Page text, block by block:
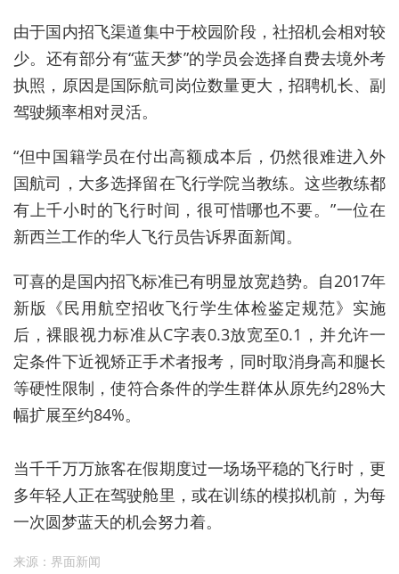
由于国内招飞渠道集中于校园阶段， 社招机会相对较
少。 还有部分有“蓝天梦”的学员会选择自费去境外考
执照，原因是国际航司岗位数量更大 ，招聘机长、副
驾驶频率相对灵活。
“但中国籍学员在付出高额成本后， 仍然很难进入外
国航司， 大多选择留在飞行学院当教练。这些教练都
有上千小时的飞行时间，很可惜哪也不要。 ”一位在
新西兰工作的华人飞行员告诉界面新闻。
可喜的是国内招飞标准已有明显放宽趋势。自2017年
新版《民用航空招收飞行学生体检鉴定规范》实施
后，裸眼视力标准从C字表0.3放宽至0.1，并允许一
定条件下近视矫正手术者报考，同时取消身高和腿长
等硬性限制，使符合条件的学生群体从原先约28%大
幅扩展至约84%。
当千千万万旅客在假期度过一场场平稳的飞行时，更
多年轻人正在驾驶舱里，或在训练的模拟机前，为每
一次圆梦蓝天的机会努力着。
来源：界面新闻